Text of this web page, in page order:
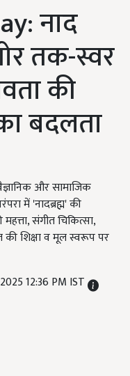
नाद
तक-स्वर
की
बदलता
और सामाजिक
में 'नादब्रह्म' की
संगीत चिकित्सा,
शिक्षा व मूल स्वरूप पर
12:36 PM IST